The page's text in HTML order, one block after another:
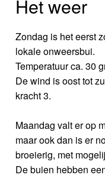
Het weer
Zondag is het eerst
lokale onweersbui.
Temperatuur ca. 30
De wind is oost tot
kracht 3.
Maandag valt er op
maar ook dan is er
broeierig, met
De buien hebben